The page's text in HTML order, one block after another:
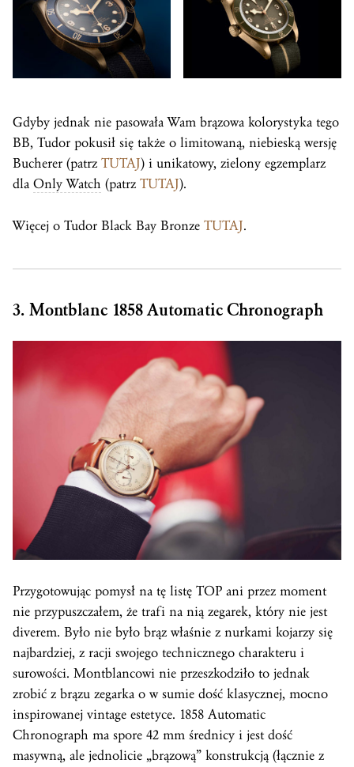
Gdyby jednak nie pasowała Wam brązowa kolorystyka tego
BB, Tudor pokusił się także o limitowaną, niebieską wersję
Bucherer (patrz TUTAJ) i unikatowy, zielony egzemplarz
dla Only Watch (patrz TUTAJ).
Więcej o Tudor Black Bay Bronze TUTAJ.
3. Montblanc 1858 Automatic Chronograph
Przygotowując pomysł na tę listę TOP ani przez moment
nie przypuszczałem, że trafi na nią zegarek, który nie jest
diverem. Było nie było brąz właśnie z nurkami kojarzy się
najbardziej, z racji swojego technicznego charakteru i
surowości. Montblancowi nie przeszkodziło to jednak
zrobić z brązu zegarka o w sumie dość klasycznej, mocno
inspirowanej vintage estetyce. 1858 Automatic
Chronograph ma spore 42 mm średnicy i jest dość
masywną, ale jednolicie „brązową” konstrukcją (łącznie z